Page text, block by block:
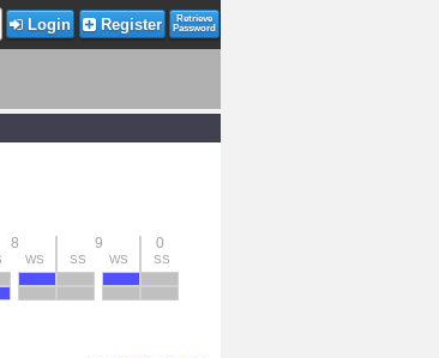
Login Register
Retrieve
Password
8 9 0
WS SS WS SS